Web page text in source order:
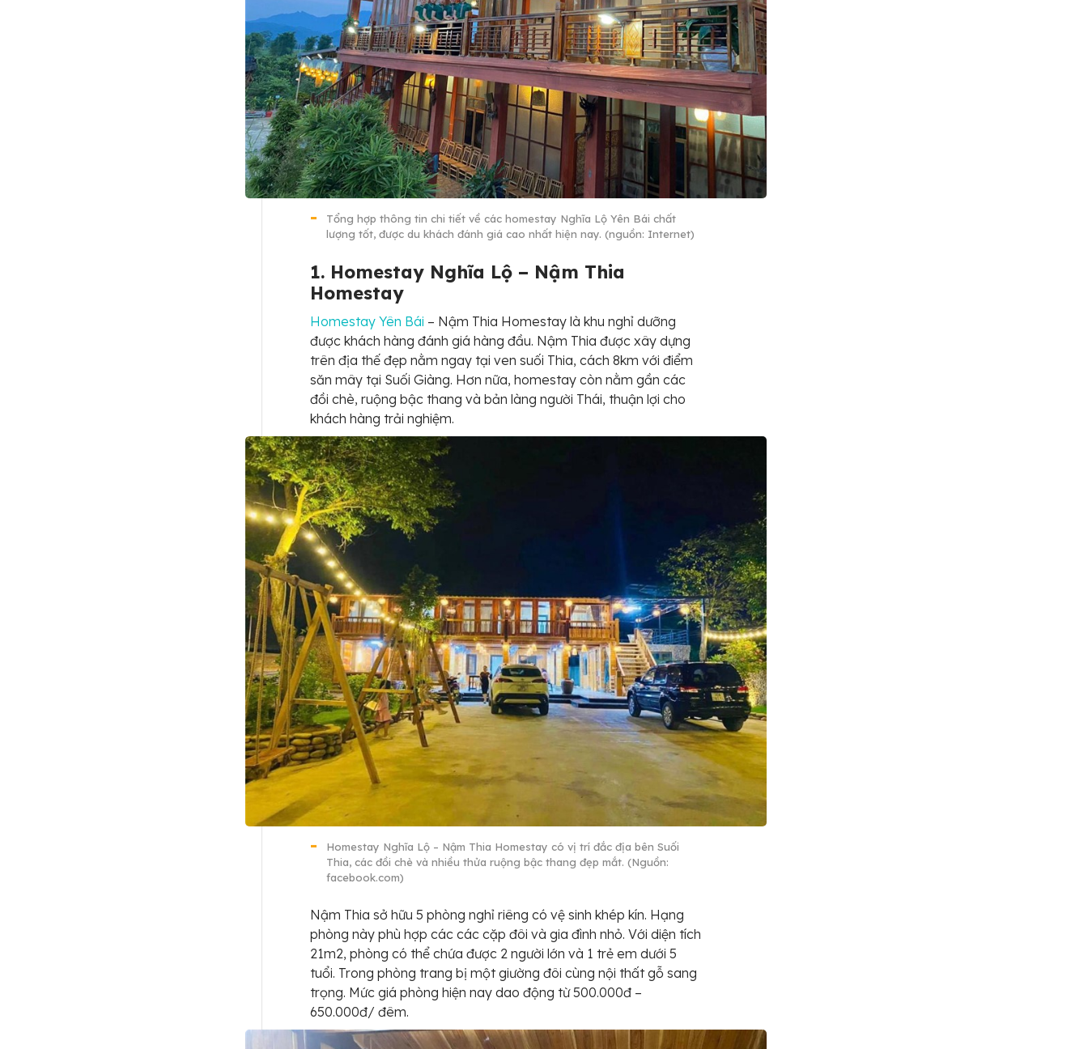
Tổng hợp thông tin chi tiết về các homestay Nghĩa Lộ Yên Bái chất
lượng tốt, được du khách đánh giá cao nhất hiện nay. (nguồn: Internet)
1. Homestay Nghĩa Lộ – Nậm Thia
Homestay
Homestay Yên Bái – Nậm Thia Homestay là khu nghỉ dưỡng
được khách hàng đánh giá hàng đầu. Nậm Thia được xây dựng
trên địa thế đẹp nằm ngay tại ven suối Thia, cách 8km với điểm
săn mây tại Suối Giàng. Hơn nữa, homestay còn nằm gần các
đồi chè, ruộng bậc thang và bản làng người Thái, thuận lợi cho
khách hàng trải nghiệm.
Homestay Nghĩa Lộ – Nậm Thia Homestay có vị trí đắc địa bên Suối
Thia, các đồi chè và nhiều thửa ruộng bậc thang đẹp mắt. (Nguồn:
facebook.com)
Nậm Thia sở hữu 5 phòng nghỉ riêng có vệ sinh khép kín. Hạng
phòng này phù hợp các các cặp đôi và gia đình nhỏ. Với diện tích
21m2, phòng có thể chứa được 2 người lớn và 1 trẻ em dưới 5
tuổi. Trong phòng trang bị một giường đôi cùng nội thất gỗ sang
trọng. Mức giá phòng hiện nay dao động từ 500.000đ –
650.000đ/ đêm.